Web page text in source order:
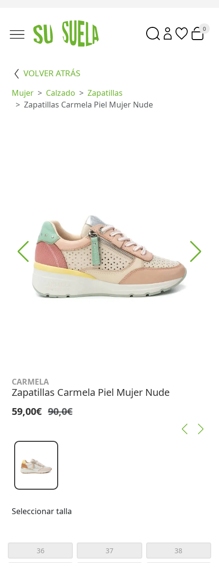
0
VOLVER ATRÁS
Mujer Calzado
Zapatillas
Zapatillas Carmela Piel Mujer Nude
CARMELA
Zapatillas Carmela Piel Mujer Nude
59,00€ 90,0€
Seleccionar talla
36 37 38